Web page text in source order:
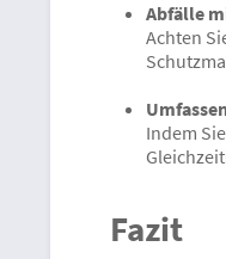
Abfälle
Achten
Indem
Fazit